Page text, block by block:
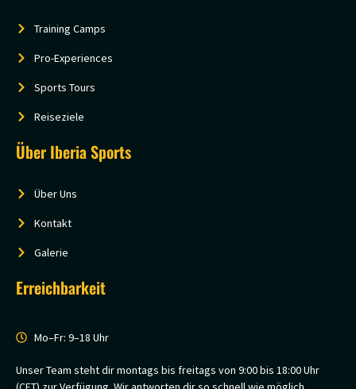
Training Camps
Pro-Experiences
Sports Tours
Reiseziele
Über Iberia Sports
Über Uns
Kontakt
Galerie
Erreichbarkeit
Mo–Fr: 9–18 Uhr
Unser Team steht dir montags bis freitags von 9:00 bis 18:00 Uhr